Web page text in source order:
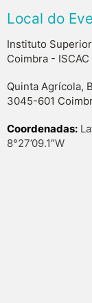
Local do
Instituto
Coimbra - ISCAC
Quinta Agrícola,
3045-601
Coordenadas:
8°27’09.1″W